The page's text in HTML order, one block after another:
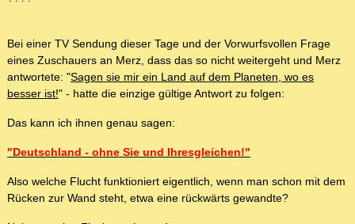
Bei einer TV Sendung dieser Tage und der Vorwurfsvollen Frage
eines Zuschauers an Merz, dass das so nicht weitergeht und Merz
antwortete: "Sagen sie mir ein Land auf dem Planeten, wo es
besser ist!" - hatte die einzige gültige Antwort zu folgen:
Das kann ich ihnen genau sagen:
"Deutschland - ohne Sie und Ihresgleichen!"
Also welche Flucht funktioniert eigentlich, wenn man schon mit dem
Rücken zur Wand steht, etwa eine rückwärts gewandte?